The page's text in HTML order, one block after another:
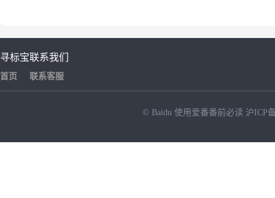
寻标宝
首页
联系我们
联系客服
© Baidu 使用爱番番前必读 沪ICP